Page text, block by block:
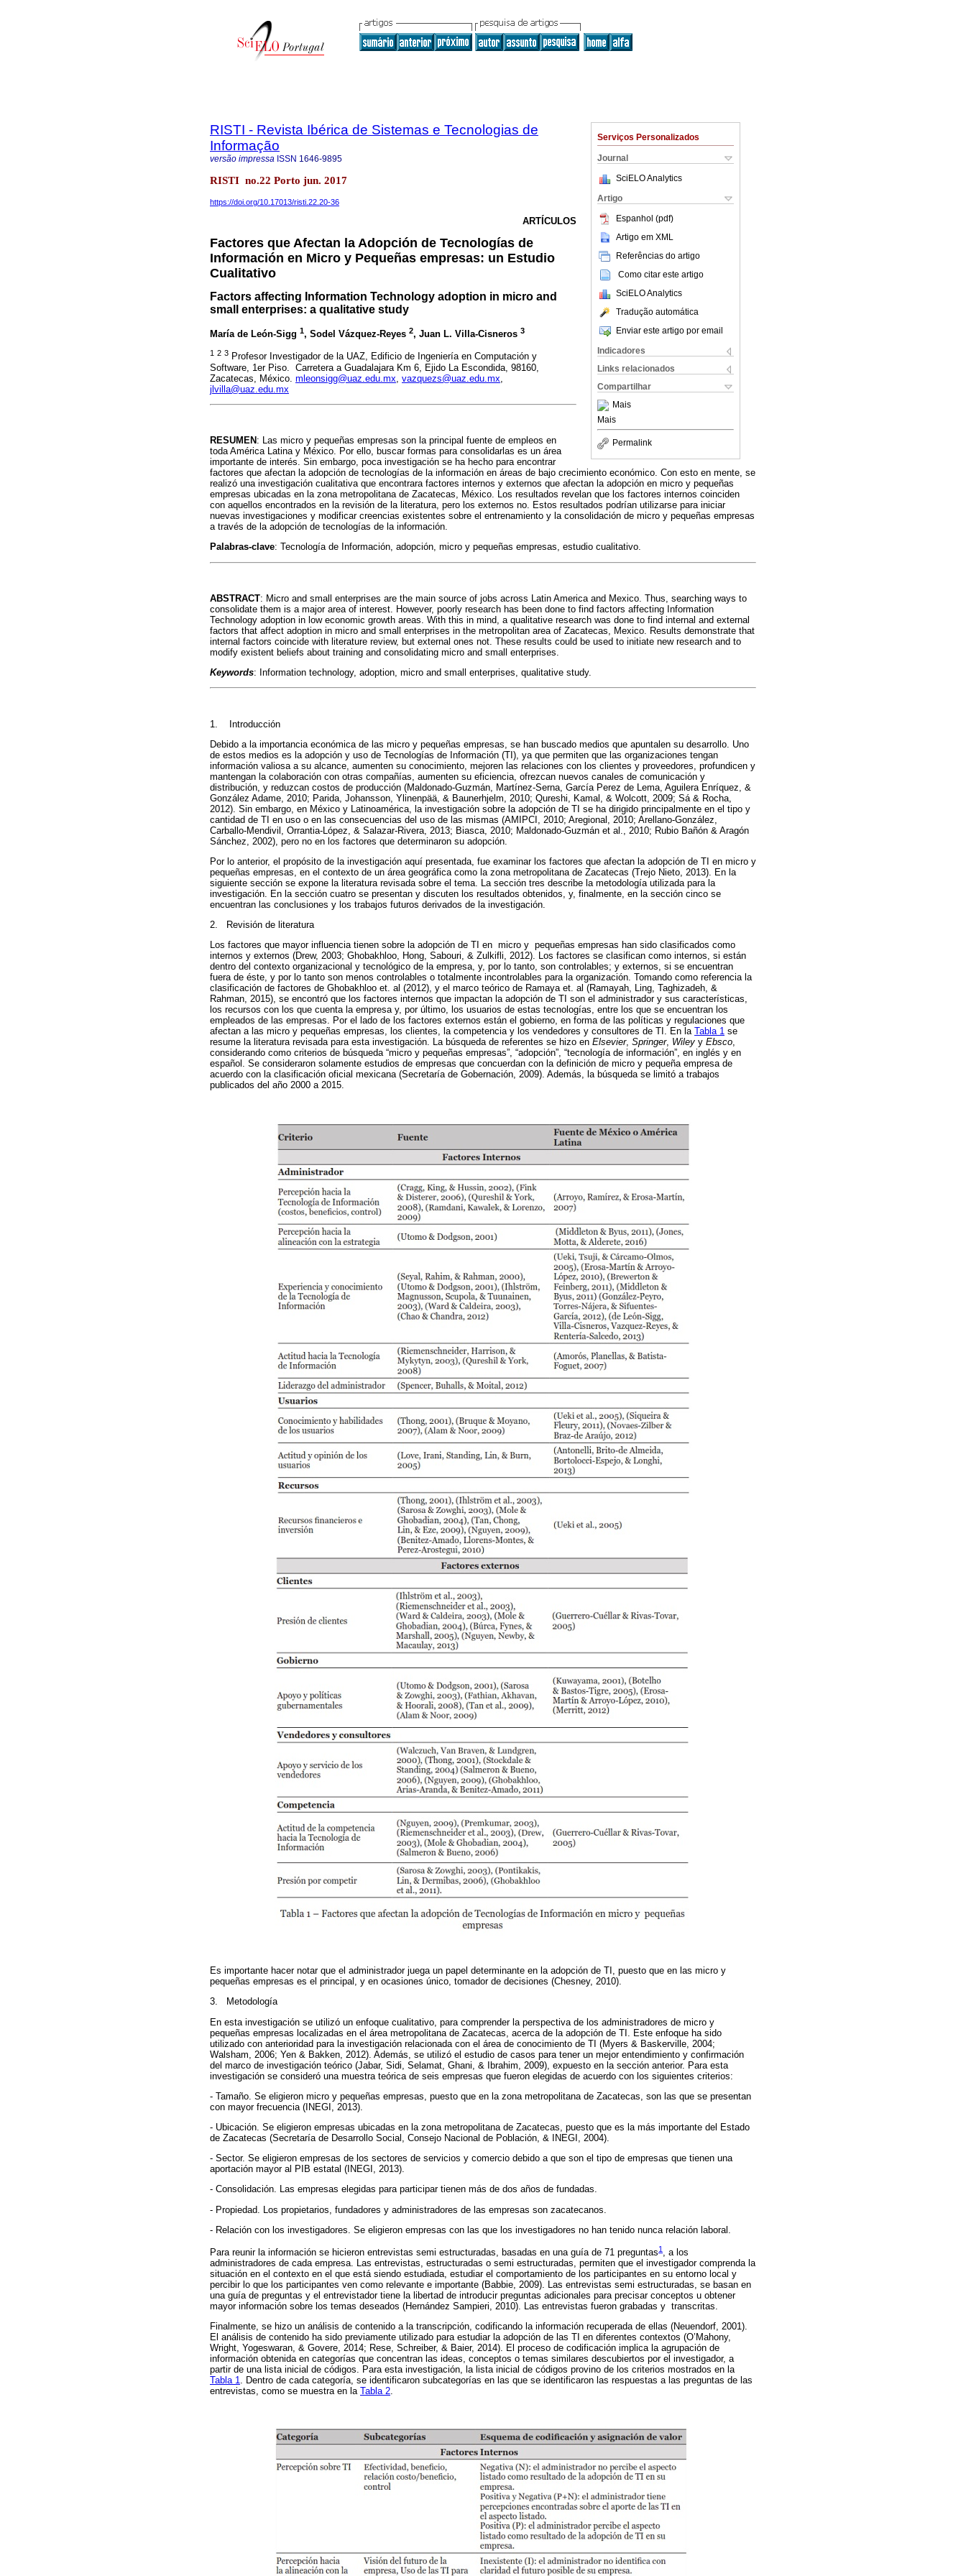
Serviços Personalizados
Journal
SciELO Analytics
Artigo
Espanhol (pdf)
Artigo em XML
Referências do artigo
Como citar este artigo
SciELO Analytics
Tradução automática
Enviar este artigo por email
Indicadores
Links relacionados
Compartilhar
Mais
Mais
Permalink
RISTI - Revista Ibérica de Sistemas e Tecnologias de
Informação
versão impressa ISSN 1646-9895
RISTI no.22 Porto jun. 2017
https://doi.org/10.17013/risti.22.20-36
ARTÍCULOS
Factores que Afectan la Adopción de Tecnologías de
Información en Micro y Pequeñas empresas: un Estudio
Cualitativo
Factors affecting Information Technology adoption in micro and
small enterprises: a qualitative study
María de León-Sigg 1, Sodel Vázquez-Reyes 2, Juan L. Villa-Cisneros 3
1 2 3 Profesor Investigador de la UAZ, Edificio de Ingeniería en Computación y
Software, 1er Piso. Carretera a Guadalajara Km 6, Ejido La Escondida, 98160,
Zacatecas, México. mleonsigg@uaz.edu.mx vazquezs@uaz.edu.mx
jlvilla@uaz.edu.mx
RESUMEN : Las micro y pequeñas empresas son la principal fuente de empleos en
toda América Latina y México. Por ello, buscar formas para consolidarlas es un área
importante de interés. Sin embargo, poca investigación se ha hecho para encontrar
factores que afectan la adopción de tecnologías de la información en áreas de bajo crecimiento económico. Con esto en mente, se
realizó una investigación cualitativa que encontrara factores internos y externos que afectan la adopción en micro y pequeñas
empresas ubicadas en la zona metropolitana de Zacatecas, México. Los resultados revelan que los factores internos coinciden
con aquellos encontrados en la revisión de la literatura, pero los externos no. Estos resultados podrían utilizarse para iniciar
nuevas investigaciones y modificar creencias existentes sobre el entrenamiento y la consolidación de micro y pequeñas empresas
a través de la adopción de tecnologías de la información.
Palabras-clave: Tecnología de Información, adopción, micro y pequeñas empresas, estudio cualitativo.
ABSTRACT: Micro and small enterprises are the main source of jobs across Latin America and Mexico. Thus, searching ways to
consolidate them is a major area of interest. However, poorly research has been done to find factors affecting Information
Technology adoption in low economic growth areas. With this in mind, a qualitative research was done to find internal and external
factors that affect adoption in micro and small enterprises in the metropolitan area of Zacatecas, Mexico. Results demonstrate that
internal factors coincide with literature review, but external ones not. These results could be used to initiate new research and to
modify existent beliefs about training and consolidating micro and small enterprises.
Keywords: Information technology, adoption, micro and small enterprises, qualitative study.
1. Introducción
Debido a la importancia económica de las micro y pequeñas empresas, se han buscado medios que apuntalen su desarrollo. Uno
de estos medios es la adopción y uso de Tecnologías de Información (TI), ya que permiten que las organizaciones tengan
información valiosa a su alcance, aumenten su conocimiento, mejoren las relaciones con los clientes y proveedores, profundicen y
mantengan la colaboración con otras compañías, aumenten su eficiencia, ofrezcan nuevos canales de comunicación y
distribución, y reduzcan costos de producción (Maldonado-Guzmán, Martínez-Serna, García Perez de Lema, Aguilera Enríquez, &
González Adame, 2010; Parida, Johansson, Ylinenpää, & Baunerhjelm, 2010; Qureshi, Kamal, & Wolcott, 2009; Sá & Rocha,
2012). Sin embargo, en México y Latinoamérica, la investigación sobre la adopción de TI se ha dirigido principalmente en el tipo y
cantidad de TI en uso o en las consecuencias del uso de las mismas (AMIPCI, 2010; Aregional, 2010; Arellano-González,
Carballo-Mendivil, Orrantia-López, & Salazar-Rivera, 2013; Biasca, 2010; Maldonado-Guzmán et al., 2010; Rubio Bañón & Aragón
Sánchez, 2002), pero no en los factores que determinaron su adopción.
Por lo anterior, el propósito de la investigación aquí presentada, fue examinar los factores que afectan la adopción de TI en micro y
pequeñas empresas, en el contexto de un área geográfica como la zona metropolitana de Zacatecas (Trejo Nieto, 2013). En la
siguiente sección se expone la literatura revisada sobre el tema. La sección tres describe la metodología utilizada para la
investigación. En la sección cuatro se presentan y discuten los resultados obtenidos, y, finalmente, en la sección cinco se
encuentran las conclusiones y los trabajos futuros derivados de la investigación.
2. Revisión de literatura
Los factores que mayor influencia tienen sobre la adopción de TI en micro y pequeñas empresas han sido clasificados como
internos y externos (Drew, 2003; Ghobakhloo, Hong, Sabouri, & Zulkifli, 2012). Los factores se clasifican como internos, si están
dentro del contexto organizacional y tecnológico de la empresa, y, por lo tanto, son controlables; y externos, si se encuentran
fuera de éste, y por lo tanto son menos controlables o totalmente incontrolables para la organización. Tomando como referencia la
clasificación de factores de Ghobakhloo et. al (2012), y el marco teórico de Ramaya et. al (Ramayah, Ling, Taghizadeh, &
Rahman, 2015), se encontró que los factores internos que impactan la adopción de TI son el administrador y sus características,
los recursos con los que cuenta la empresa y, por último, los usuarios de estas tecnologías, entre los que se encuentran los
empleados de las empresas. Por el lado de los factores externos están el gobierno, en forma de las políticas y regulaciones que
afectan a las micro y pequeñas empresas, los clientes, la competencia y los vendedores y consultores de TI. En la Tabla 1 se
resume la literatura revisada para esta investigación. La búsqueda de referentes se hizo en Elsevier, Springer, Wiley y Ebsco,
considerando como criterios de búsqueda “micro y pequeñas empresas”, “adopción”, “tecnología de información”, en inglés y en
español. Se consideraron solamente estudios de empresas que concuerdan con la definición de micro y pequeña empresa de
acuerdo con la clasificación oficial mexicana (Secretaría de Gobernación, 2009). Además, la búsqueda se limitó a trabajos
publicados del año 2000 a 2015.
Es importante hacer notar que el administrador juega un papel determinante en la adopción de TI, puesto que en las micro y
pequeñas empresas es el principal, y en ocasiones único, tomador de decisiones (Chesney, 2010).
3. Metodología
En esta investigación se utilizó un enfoque cualitativo, para comprender la perspectiva de los administradores de micro y
pequeñas empresas localizadas en el área metropolitana de Zacatecas, acerca de la adopción de TI. Este enfoque ha sido
utilizado con anterioridad para la investigación relacionada con el área de conocimiento de TI (Myers & Baskerville, 2004;
Walsham, 2006; Yen & Bakken, 2012). Además, se utilizó el estudio de casos para tener un mejor entendimiento y confirmación
del marco de investigación teórico (Jabar, Sidi, Selamat, Ghani, & Ibrahim, 2009), expuesto en la sección anterior. Para esta
investigación se consideró una muestra teórica de seis empresas que fueron elegidas de acuerdo con los siguientes criterios:
- Tamaño. Se eligieron micro y pequeñas empresas, puesto que en la zona metropolitana de Zacatecas, son las que se presentan
con mayor frecuencia (INEGI, 2013).
- Ubicación. Se eligieron empresas ubicadas en la zona metropolitana de Zacatecas, puesto que es la más importante del Estado
de Zacatecas (Secretaría de Desarrollo Social, Consejo Nacional de Población, & INEGI, 2004).
- Sector. Se eligieron empresas de los sectores de servicios y comercio debido a que son el tipo de empresas que tienen una
aportación mayor al PIB estatal (INEGI, 2013).
- Consolidación. Las empresas elegidas para participar tienen más de dos años de fundadas.
- Propiedad. Los propietarios, fundadores y administradores de las empresas son zacatecanos.
- Relación con los investigadores. Se eligieron empresas con las que los investigadores no han tenido nunca relación laboral.
Para reunir la información se hicieron entrevistas semi estructuradas, basadas en una guía de 71 preguntas1 , a los
administradores de cada empresa. Las entrevistas, estructuradas o semi estructuradas, permiten que el investigador comprenda la
situación en el contexto en el que está siendo estudiada, estudiar el comportamiento de los participantes en su entorno local y
percibir lo que los participantes ven como relevante e importante (Babbie, 2009). Las entrevistas semi estructuradas, se basan en
una guía de preguntas y el entrevistador tiene la libertad de introducir preguntas adicionales para precisar conceptos u obtener
mayor información sobre los temas deseados (Hernández Sampieri, 2010). Las entrevistas fueron grabadas y transcritas.
Finalmente, se hizo un análisis de contenido a la transcripción, codificando la información recuperada de ellas (Neuendorf, 2001).
El análisis de contenido ha sido previamente utilizado para estudiar la adopción de las TI en diferentes contextos (O’Mahony,
Wright, Yogeswaran, & Govere, 2014; Rese, Schreiber, & Baier, 2014). El proceso de codificación implica la agrupación de
información obtenida en categorías que concentran las ideas, conceptos o temas similares descubiertos por el investigador, a
partir de una lista inicial de códigos. Para esta investigación, la lista inicial de códigos provino de los criterios mostrados en la
Tabla 1. Dentro de cada categoría, se identificaron subcategorías en las que se identificaron las respuestas a las preguntas de las
entrevistas, como se muestra en la Tabla 2.